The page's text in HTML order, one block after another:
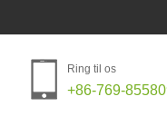
Ring til os
+86-769-